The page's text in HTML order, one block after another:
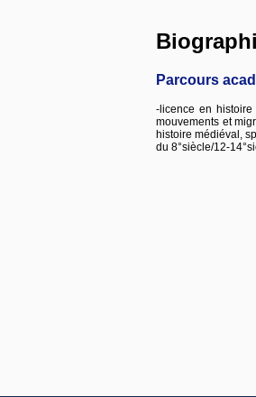
Parcours
-licence en histoire
mouvements et
histoire médiéval,
du 8°siècle/12-